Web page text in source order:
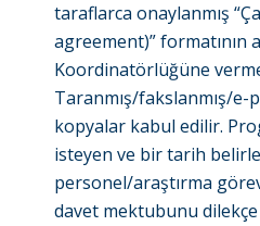
taraflarca onaylanmış
agreement)” formatının
Koordinatörlüğüne
Taranmış/fakslanmış/
kopyalar kabul edilir.
isteyen ve bir tarih
personel/araştırma
davet mektubunu